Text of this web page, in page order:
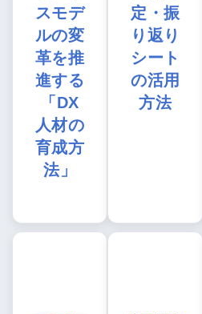
スモデ
ルの変
革を推
進する
「DX
人材の
育成方
法」
定・振
り返り
シート
の活用
方法